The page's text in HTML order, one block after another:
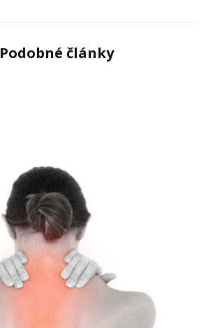
Podobné články